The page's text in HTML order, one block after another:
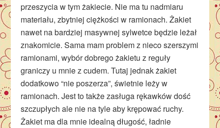
przeszycia w tym żakiecie. Nie ma tu nadmiaru
materiału, zbytniej ciężkości w ramionach. Żakiet
nawet na bardziej masywnej sylwetce będzie leżał
znakomicie. Sama mam problem z nieco szerszymi
ramionami, wybór dobrego żakietu z reguły
graniczy u mnie z cudem. Tutaj jednak żakiet
dodatkowo “nie poszerza”, świetnie leży w
ramionach. Jest to także zasługa rękawków dość
szczupłych ale nie na tyle aby krępować ruchy.
Żakiet ma dla mnie idealną długość, ładnie